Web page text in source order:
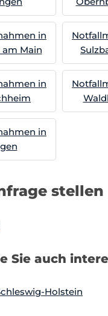
in
Main
in
in
stellen
Sie auch
Holstein